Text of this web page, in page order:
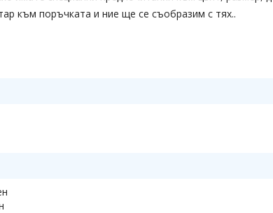
към поръчката и ние ще се съобразим с тях..